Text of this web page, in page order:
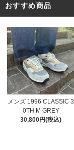
おすすめ商品
メンズ 1996 CLASSIC 3
0TH M GREY
30,800円(税込)